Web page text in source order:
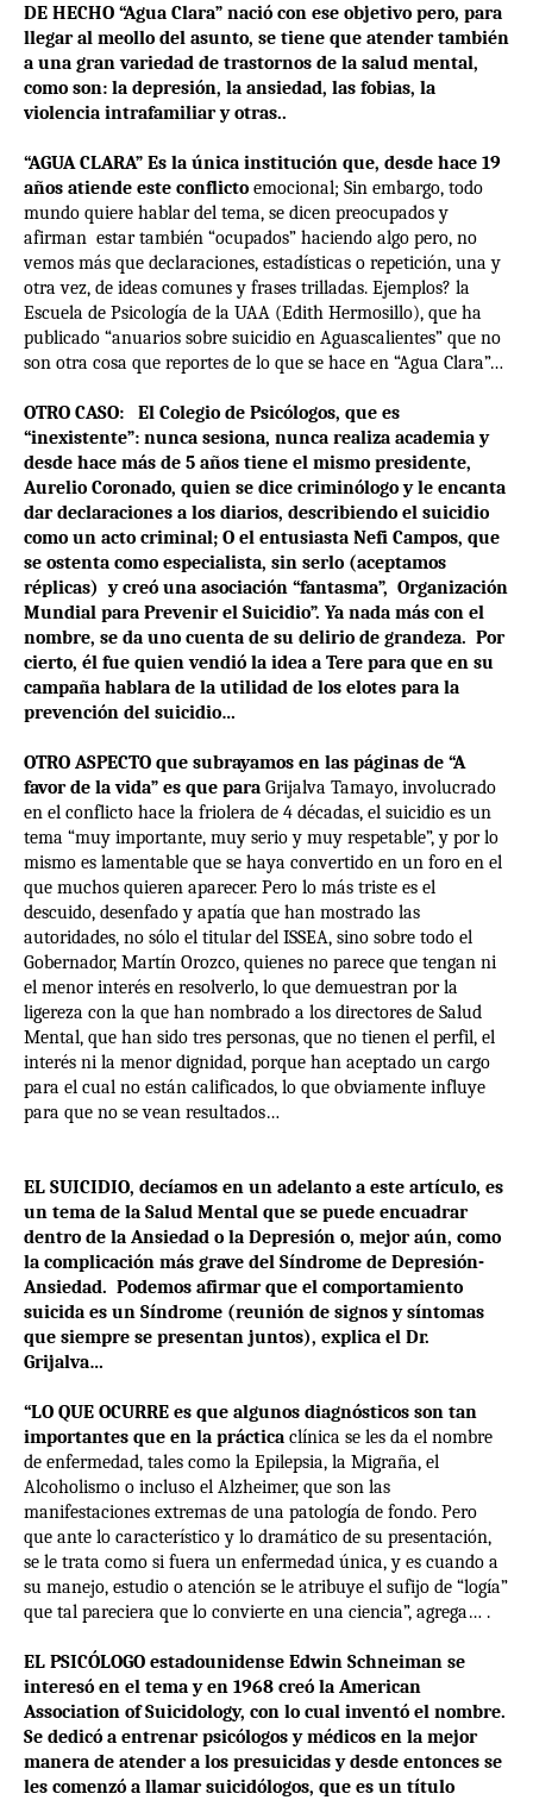
DE HECHO “Agua Clara” nació con ese objetivo pero, para
llegar al meollo del asunto, se tiene que atender también
a una gran variedad de trastornos de la salud mental,
como son: la depresión, la ansiedad, las fobias, la
violencia intrafamiliar y otras..
“AGUA CLARA” Es la única institución que, desde hace 19
años atiende este conflicto emocional; Sin embargo, todo
mundo quiere hablar del tema, se dicen preocupados y
afirman estar también “ocupados” haciendo algo pero, no
vemos más que declaraciones, estadísticas o repetición, una y
otra vez, de ideas comunes y frases trilladas. Ejemplos? la
Escuela de Psicología de la UAA (Edith Hermosillo), que ha
publicado “anuarios sobre suicidio en Aguascalientes” que no
son otra cosa que reportes de lo que se hace en “Agua Clara”…
OTRO CASO:
El Colegio de Psicólogos, que es
“inexistente”: nunca sesiona, nunca realiza academia y
desde hace más de 5 años tiene el mismo presidente,
Aurelio Coronado, quien se dice criminólogo y le encanta
dar declaraciones a los diarios, describiendo el suicidio
como un acto criminal; O el entusiasta Nefi Campos, que
se ostenta como especialista, sin serlo (aceptamos
réplicas) y creó una asociación “fantasma”, Organización
Mundial para Prevenir el Suicidio”. Ya nada más con el
nombre, se da uno cuenta de su delirio de grandeza. Por
cierto, él fue quien vendió la idea a Tere para que en su
campaña hablara de la utilidad de los elotes para la
prevención del suicidio…
OTRO ASPECTO que subrayamos en las páginas de “A
favor de la vida” es que para Grijalva Tamayo, involucrado
en el conflicto hace la friolera de 4 décadas, el suicidio es un
tema “muy importante, muy serio y muy respetable”, y por lo
mismo es lamentable que se haya convertido en un foro en el
que muchos quieren aparecer. Pero lo más triste es el
descuido, desenfado y apatía que han mostrado las
autoridades, no sólo el titular del ISSEA, sino sobre todo el
Gobernador, Martín Orozco, quienes no parece que tengan ni
el menor interés en resolverlo, lo que demuestran por la
ligereza con la que han nombrado a los directores de Salud
Mental, que han sido tres personas, que no tienen el perfil, el
interés ni la menor dignidad, porque han aceptado un cargo
para el cual no están calificados, lo que obviamente influye
para que no se vean resultados…
EL SUICIDIO, decíamos en un adelanto a este artículo, es
un tema de la Salud Mental que se puede encuadrar
dentro de la Ansiedad o la Depresión o, mejor aún, como
la complicación más grave del Síndrome de Depresión-
Ansiedad. Podemos afirmar que el comportamiento
suicida es un Síndrome (reunión de signos y síntomas
que siempre se presentan juntos), explica el Dr.
Grijalva…
“LO QUE OCURRE es que algunos diagnósticos son tan
importantes que en la práctica clínica se les da el nombre
de enfermedad, tales como la Epilepsia, la Migraña, el
Alcoholismo o incluso el Alzheimer, que son las
manifestaciones extremas de una patología de fondo. Pero
que ante lo característico y lo dramático de su presentación,
se le trata como si fuera un enfermedad única, y es cuando a
su manejo, estudio o atención se le atribuye el sufijo de “logía”
que tal pareciera que lo convierte en una ciencia”, agrega… .
EL PSICÓLOGO estadounidense Edwin Schneiman se
interesó en el tema y en 1968 creó la American
Association of Suicidology, con lo cual inventó el nombre.
Se dedicó a entrenar psicólogos y médicos en la mejor
manera de atender a los presuicidas y desde entonces se
les comenzó a llamar suicidólogos, que es un título